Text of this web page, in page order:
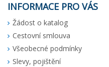
INFORMACE PRO VÁS
Žádost o katalog
Cestovní smlouva
Všeobecné podmínky
Slevy, pojištění